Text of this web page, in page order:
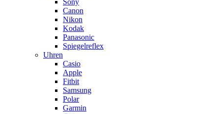
Sony
Canon
Nikon
Kodak
Panasonic
Spiegelreflex
Uhren
Casio
Apple
Fitbit
Samsung
Polar
Garmin